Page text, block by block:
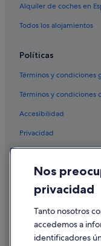
Alquiler de coches en
Todos los alojamientos
Políticas
Términos y condiciones
Términos y condiciones
Accesibilidad
Privacidad
Condiciones de uso
Información legal/
Pautas sobre el
Ayuda
Nos
privacidad
Tanto nosotros
accedemos a
identificadores